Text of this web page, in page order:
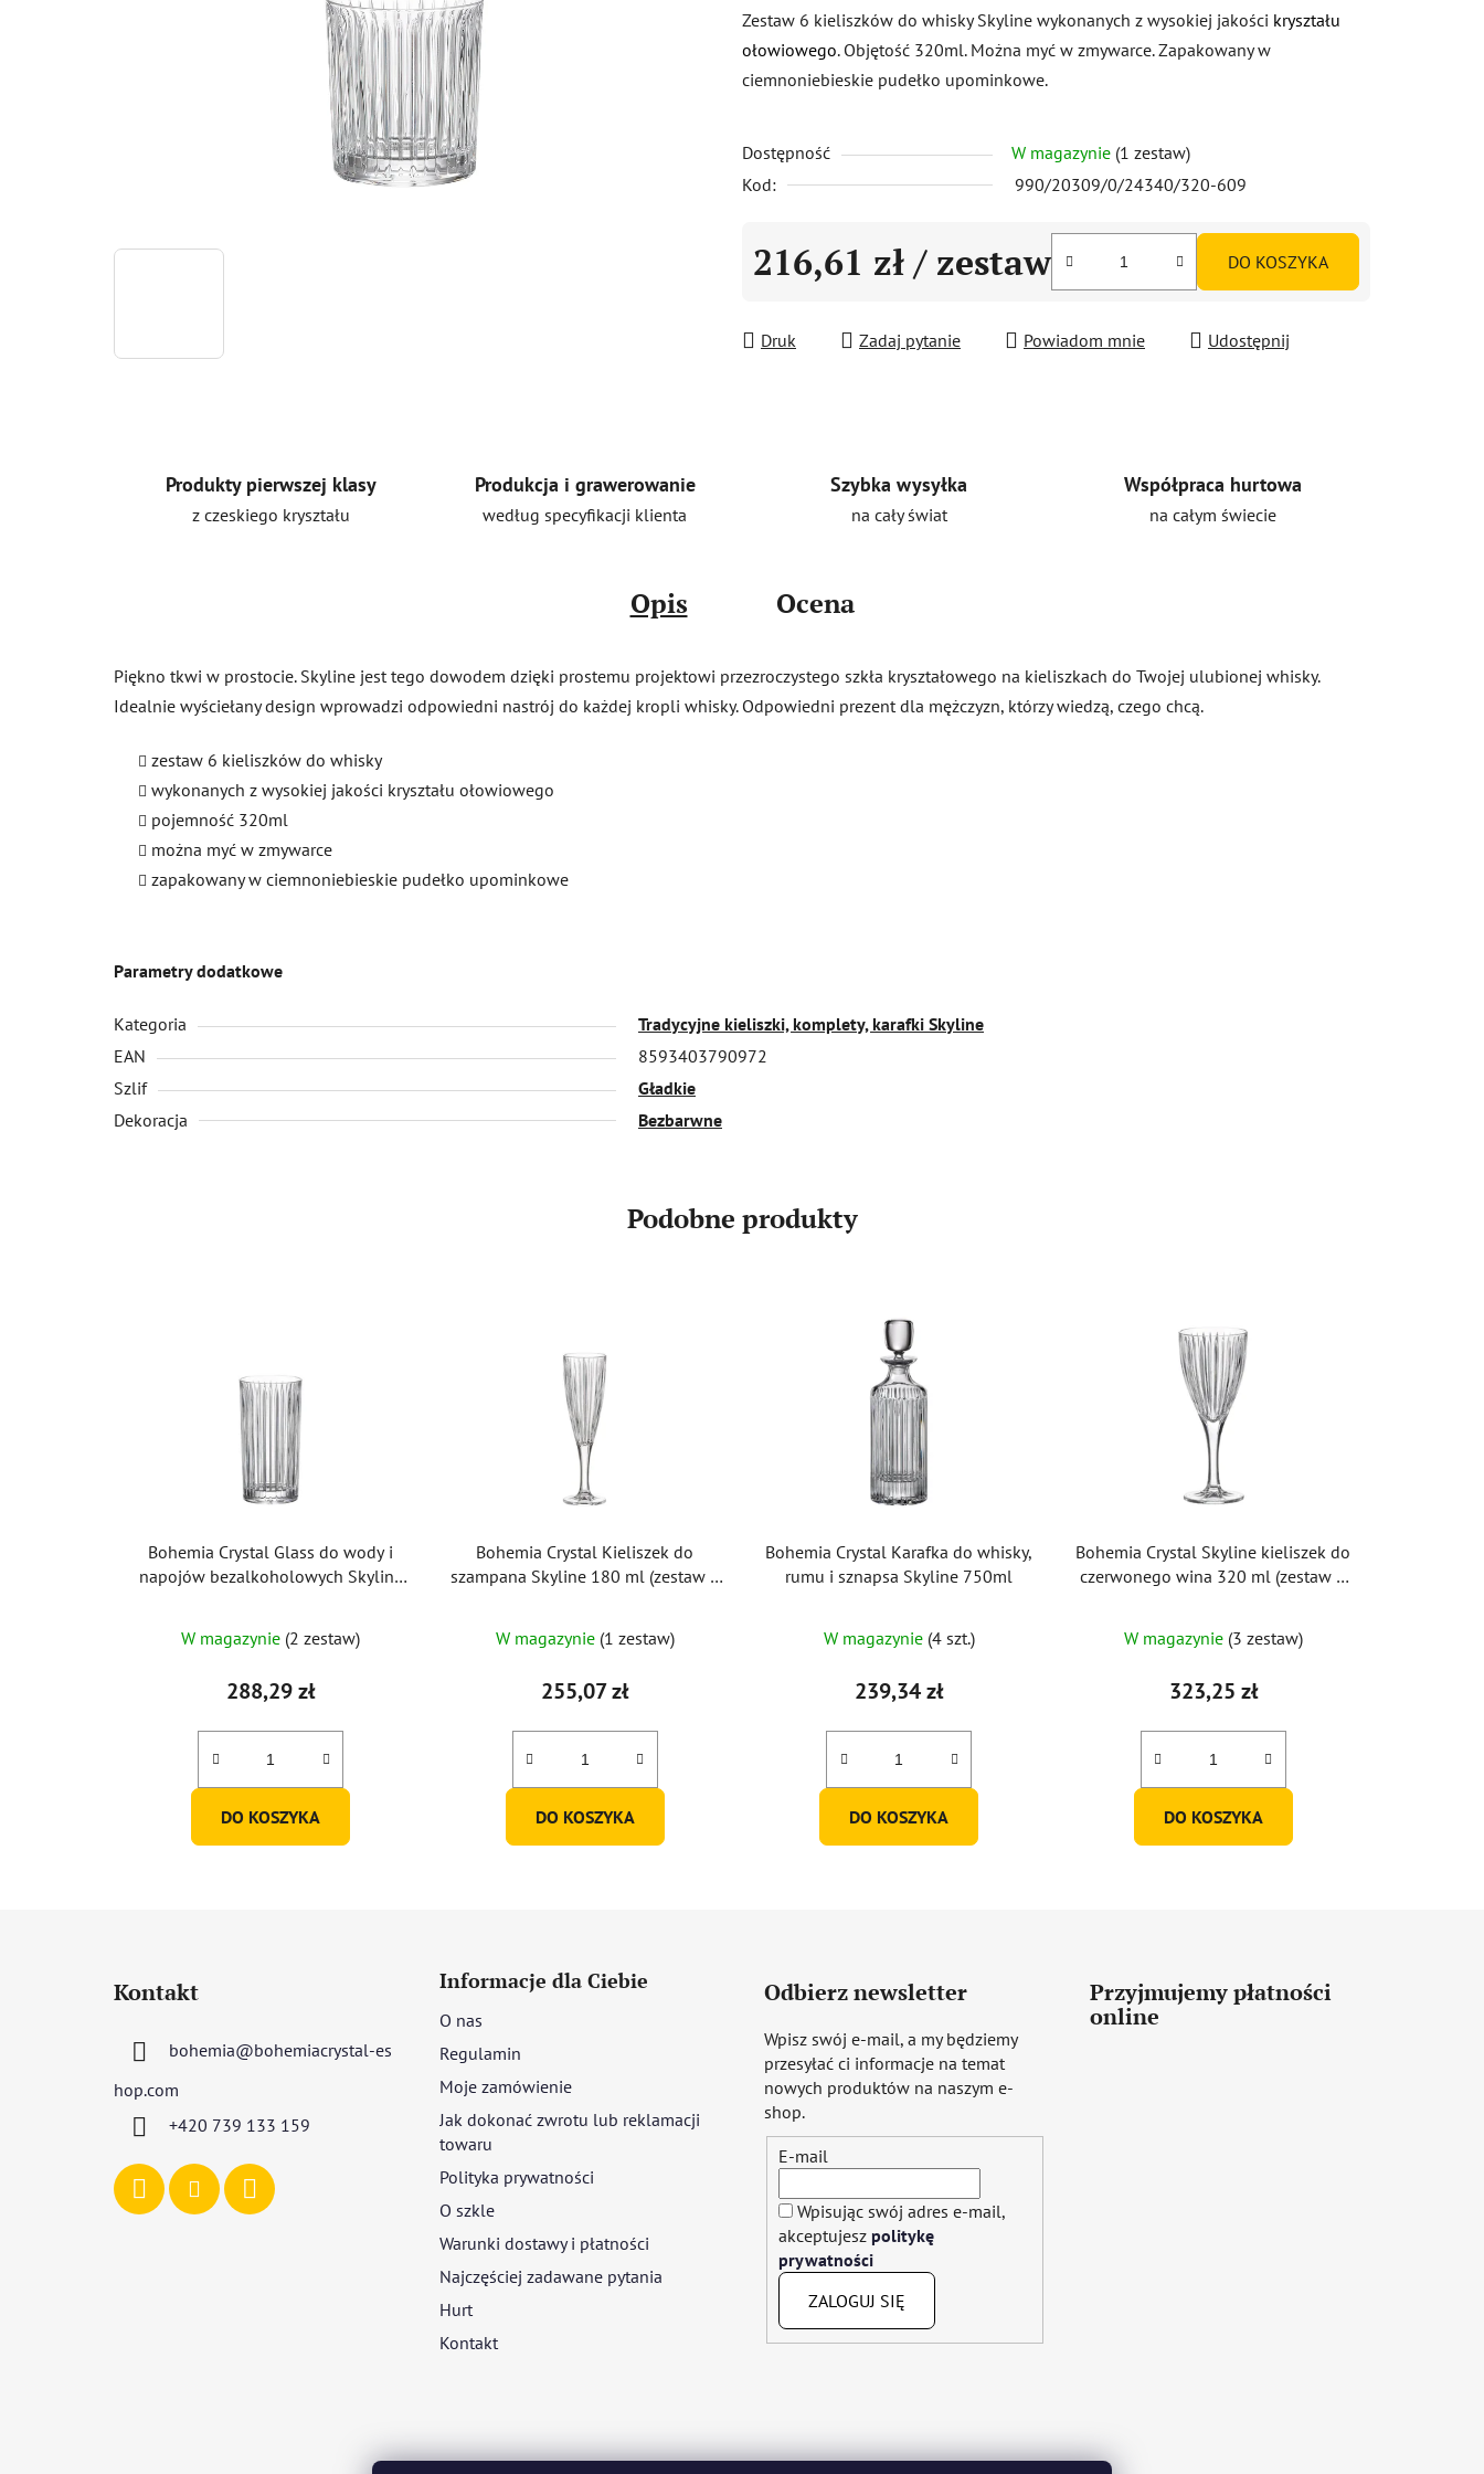
wynosi
0,0
na
gwiazdek.
Zestaw 6 kieliszków do whisky Skyline wykonanych z wysokiej jakości kryształu
ołowiowego. Objętość 320ml. Można myć w zmywarce. Zapakowany w
ciemnoniebieskie pudełko upominkowe.
Dostępność W magazynie (1 zestaw)
Kod:
990/20309/0/24340/320-609
216,61 zł / zestaw DO KOSZYKA
Druk Zadaj pytanie Powiadom mnie Udostępnij
Produkty pierwszej klasy
z czeskiego kryształu
Produkcja i grawerowanie
według specyfikacji klienta
Szybka wysyłka
na cały świat
Współpraca hurtowa
na całym świecie
Opis Ocena
Piękno tkwi w prostocie. Skyline jest tego dowodem dzięki prostemu projektowi przezroczystego szkła kryształowego na kieliszkach do Twojej ulubionej whisky.
Idealnie wyściełany design wprowadzi odpowiedni nastrój do każdej kropli whisky. Odpowiedni prezent dla mężczyzn, którzy wiedzą, czego chcą.
zestaw 6 kieliszków do whisky
wykonanych z wysokiej jakości kryształu ołowiowego
pojemność 320ml
można myć w zmywarce
zapakowany w ciemnoniebieskie pudełko upominkowe
Parametry dodatkowe
Kategoria
Tradycyjne kieliszki, komplety, karafki Skyline
EAN
8593403790972
Szlif
Gładkie
Dekoracja
Bezbarwne
Podobne produkty
Bohemia Crystal Glass do wody i
napojów bezalkoholowych Skyline
W magazynie (2 zestaw)
288,29 zł
DO KOSZYKA
Bohemia Crystal Kieliszek do
szampana Skyline 180 ml (zestaw 6
W magazynie (1 zestaw)
255,07 zł
DO KOSZYKA
Bohemia Crystal Karafka do whisky,
rumu i sznapsa Skyline 750ml
W magazynie (4 szt.)
239,34 zł
DO KOSZYKA
Bohemia Crystal Skyline kieliszek do
czerwonego wina 320 ml (zestaw 6
W magazynie (3 zestaw)
323,25 zł
DO KOSZYKA
Kontakt
bohemia@bohemiacrystal-es
hop.com
+420 739 133 159
Informacje dla Ciebie
O nas
Regulamin
Moje zamówienie
Jak dokonać zwrotu lub reklamacji
towaru
Polityka prywatności
O szkle
Warunki dostawy i płatności
Najczęściej zadawane pytania
Hurt
Kontakt
Odbierz newsletter
Wpisz swój e-mail, a my będziemy
przesyłać ci informacje na temat
nowych produktów na naszym e-
shop.
E-mail
Wpisując swój adres e-mail,
akceptujesz politykę
prywatności
ZALOGUJ SIĘ
Przyjmujemy płatności
online